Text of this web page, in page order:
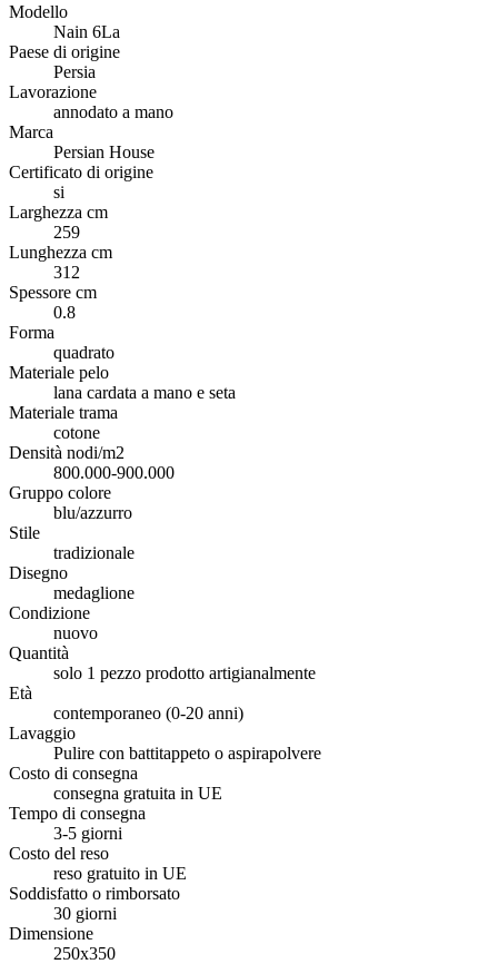
Modello
Nain 6La
Paese di origine
Persia
Lavorazione
annodato a mano
Marca
Persian House
Certificato di origine
si
Larghezza cm
259
Lunghezza cm
312
Spessore cm
0.8
Forma
quadrato
Materiale pelo
lana cardata a mano e seta
Materiale trama
cotone
Densità nodi/m2
800.000-900.000
Gruppo colore
blu/azzurro
Stile
tradizionale
Disegno
medaglione
Condizione
nuovo
Quantità
solo 1 pezzo prodotto artigianalmente
Età
contemporaneo (0-20 anni)
Lavaggio
Pulire con battitappeto o aspirapolvere
Costo di consegna
consegna gratuita in UE
Tempo di consegna
3-5 giorni
Costo del reso
reso gratuito in UE
Soddisfatto o rimborsato
30 giorni
Dimensione
250x350